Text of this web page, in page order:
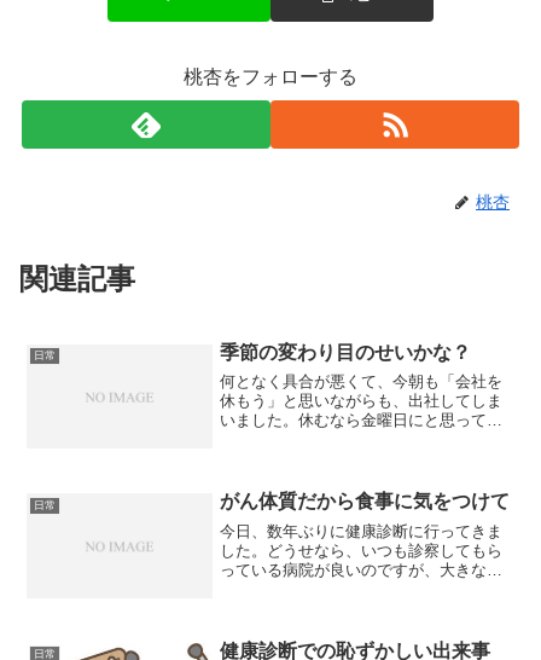
桃杏をフォローする
桃杏
関連記事
日常 季節の変わり目のせいかな？
何となく具合が悪くて、今朝も「会社を
休もう」と思いながらも、出社してしま
いました。休むなら金曜日にと思ってい
酔っちゃいます。今朝も、...
日常 がん体質だから食事に気をつけて
今日、数年ぶりに健康診断に行ってきま
した。どうせなら、いつも診察してもら
っている病院が良いのですが、大きな病
「確認します」と先生が出て...
日常 健康診断での恥ずかしい出来事